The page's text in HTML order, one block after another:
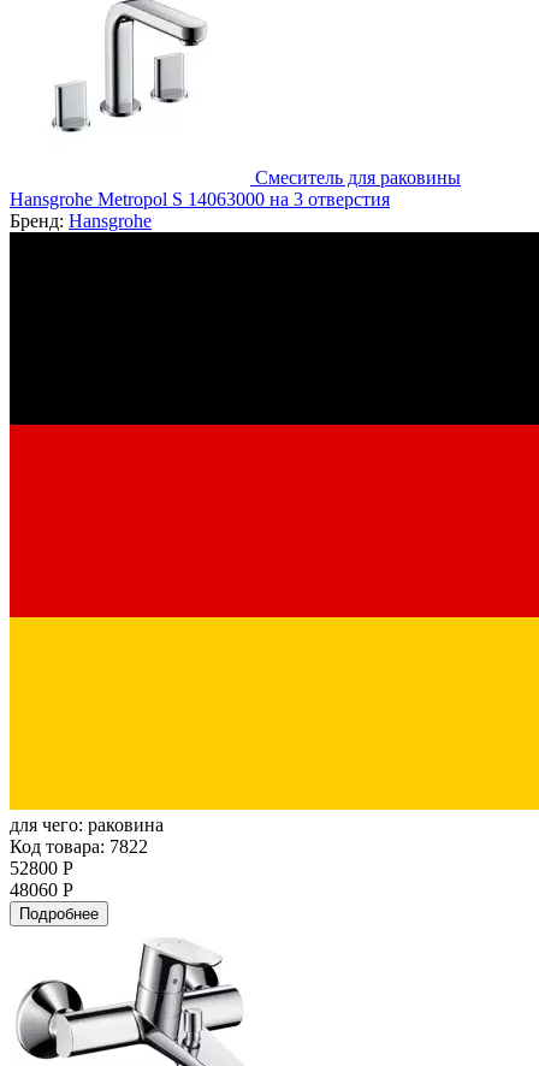
Смеситель для раковины
Hansgrohe Metropol S 14063000 на 3 отверстия
Бренд: Hansgrohe
для чего: раковина
Код товара: 7822
52800 Р
48060 Р
Подробнее